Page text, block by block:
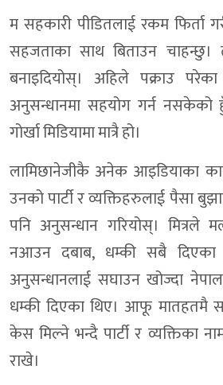
म सहकारी पीडितलाई रकम फिर्ता
सहजताका साथ बिताउन चाहन्छु।
बनाइदियोस्। अहिले पक्राउ
अनुसन्धानमा सहयोग गर्न नसकेको
गोर्खा मिडियामा मात्रै हो।
लामिछानेजीकै अनेक आइडियाका
उनको पार्टी र व्यक्तिहरुलाई पैसा
पनि अनुसन्धान गरियोस्।
नआउन दबाब, धम्की सबै
अनुसन्धानलाई सघाउन खोज्दा
धम्की दिएका थिए। आफू मातहतमै
केस मिल्ने भन्दै पार्टी र व्यक्तिका
राखे।